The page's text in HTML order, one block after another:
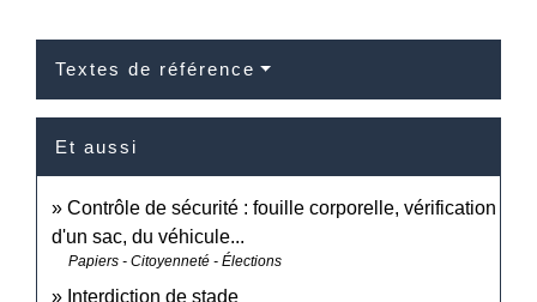
Textes de référence
Et aussi
Contrôle de sécurité : fouille corporelle, vérification
d'un sac, du véhicule...
Papiers - Citoyenneté - Élections
Interdiction de stade